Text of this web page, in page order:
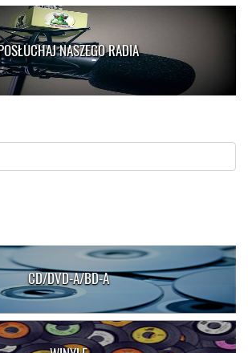
NASZEGO RADIA
CD/DVD-A/BD-A